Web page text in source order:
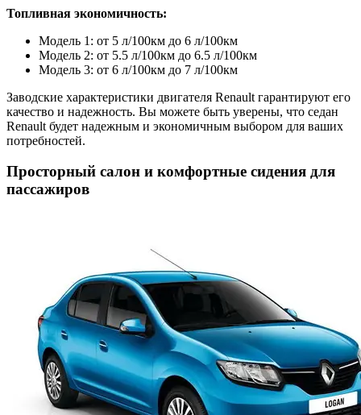
Топливная экономичность:
Модель 1: от 5 л/100км до 6 л/100км
Модель 2: от 5.5 л/100км до 6.5 л/100км
Модель 3: от 6 л/100км до 7 л/100км
Заводские характеристики двигателя Renault гарантируют его
качество и надежность. Вы можете быть уверены, что седан
Renault будет надежным и экономичным выбором для ваших
потребностей.
Просторный салон и комфортные сидения для
пассажиров